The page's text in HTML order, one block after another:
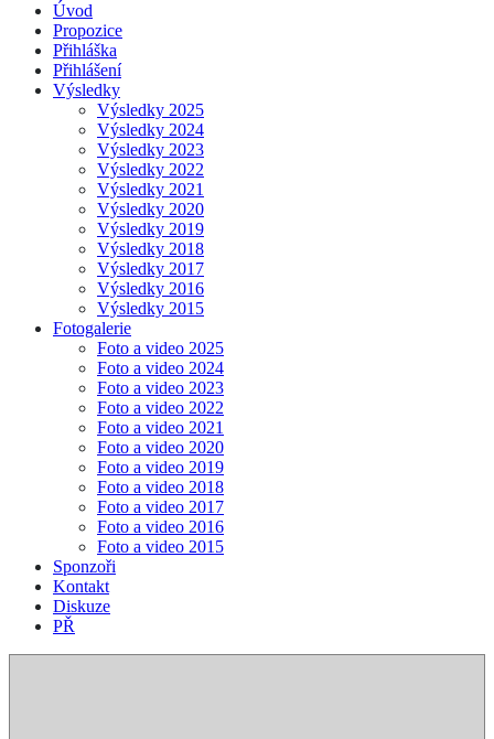
Úvod
Propozice
Přihláška
Přihlášení
Výsledky
Výsledky 2025
Výsledky 2024
Výsledky 2023
Výsledky 2022
Výsledky 2021
Výsledky 2020
Výsledky 2019
Výsledky 2018
Výsledky 2017
Výsledky 2016
Výsledky 2015
Fotogalerie
Foto a video 2025
Foto a video 2024
Foto a video 2023
Foto a video 2022
Foto a video 2021
Foto a video 2020
Foto a video 2019
Foto a video 2018
Foto a video 2017
Foto a video 2016
Foto a video 2015
Sponzoři
Kontakt
Diskuze
PŘ